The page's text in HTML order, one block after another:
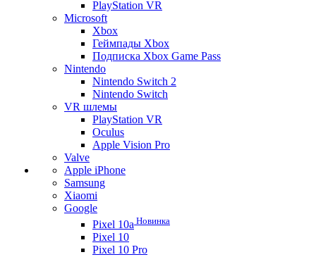
PlayStation VR
Microsoft
Xbox
Геймпады Xbox
Подписка Xbox Game Pass
Nintendo
Nintendo Switch 2
Nintendo Switch
VR шлемы
PlayStation VR
Oculus
Apple Vision Pro
Valve
Apple iPhone
Samsung
Xiaomi
Google
Pixel 10a Новинка
Pixel 10
Pixel 10 Pro